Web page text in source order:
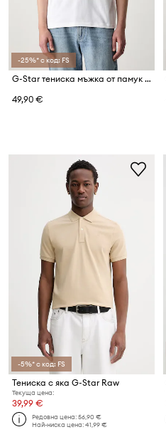
-25%* с код: FS
G-Star тениска мъжка от памук Hyper gr relaxed
49,90 €
-5%* с код: FS
Тениска с яка G-Star Raw
Текуща цена:
39,99 €
Редовна цена:56,90 €
Най-ниска цена:41,99 €